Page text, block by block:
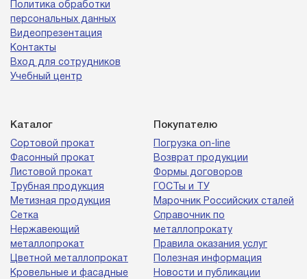
Политика обработки
персональных данных
Видеопрезентация
Контакты
Вход для сотрудников
Учебный центр
Каталог
Сортовой прокат
Фасонный прокат
Листовой прокат
Трубная продукция
Метизная продукция
Сетка
Нержавеющий
металлопрокат
Цветной металлопрокат
Кровельные и фасадные
Покупателю
Погрузка on-line
Возврат продукции
Формы договоров
ГОСТы и ТУ
Марочник Российских сталей
Справочник по
металлопрокату
Правила оказания услуг
Полезная информация
Новости и публикации